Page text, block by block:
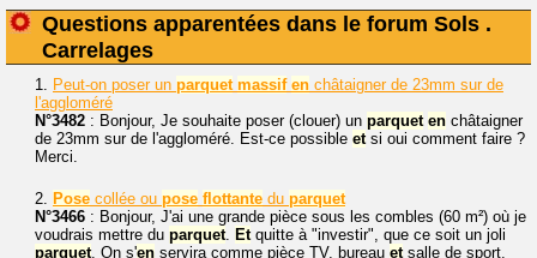
Questions apparentées dans le forum Sols .
Carrelages
1. Peut-on poser un parquet massif en châtaigner de 23mm sur de
l'aggloméré
N°3482 : Bonjour, Je souhaite poser (clouer) un parquet en châtaigner
de 23mm sur de l'aggloméré. Est-ce possible etsi oui comment faire ?
Merci.
2. Pose collée ou pose flottante du parquet
N°3466 : Bonjour, J'ai une grande pièce sous les combles (60 m²) où je
voudrais mettre du parquet. Etquitte à "investir", que ce soit un joli
parquet. On s'en servira comme pièce TV, bureau etsalle de sport.